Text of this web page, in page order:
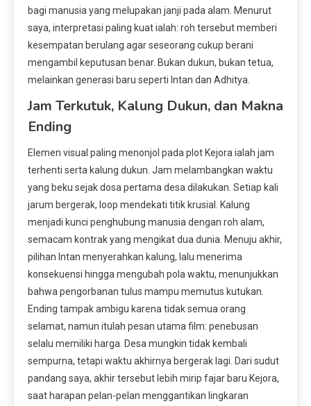
bagi manusia yang melupakan janji pada alam. Menurut
saya, interpretasi paling kuat ialah: roh tersebut memberi
kesempatan berulang agar seseorang cukup berani
mengambil keputusan benar. Bukan dukun, bukan tetua,
melainkan generasi baru seperti Intan dan Adhitya.
Jam Terkutuk, Kalung Dukun, dan Makna
Ending
Elemen visual paling menonjol pada plot Kejora ialah jam
terhenti serta kalung dukun. Jam melambangkan waktu
yang beku sejak dosa pertama desa dilakukan. Setiap kali
jarum bergerak, loop mendekati titik krusial. Kalung
menjadi kunci penghubung manusia dengan roh alam,
semacam kontrak yang mengikat dua dunia. Menuju akhir,
pilihan Intan menyerahkan kalung, lalu menerima
konsekuensi hingga mengubah pola waktu, menunjukkan
bahwa pengorbanan tulus mampu memutus kutukan.
Ending tampak ambigu karena tidak semua orang
selamat, namun itulah pesan utama film: penebusan
selalu memiliki harga. Desa mungkin tidak kembali
sempurna, tetapi waktu akhirnya bergerak lagi. Dari sudut
pandang saya, akhir tersebut lebih mirip fajar baru Kejora,
saat harapan pelan-pelan menggantikan lingkaran